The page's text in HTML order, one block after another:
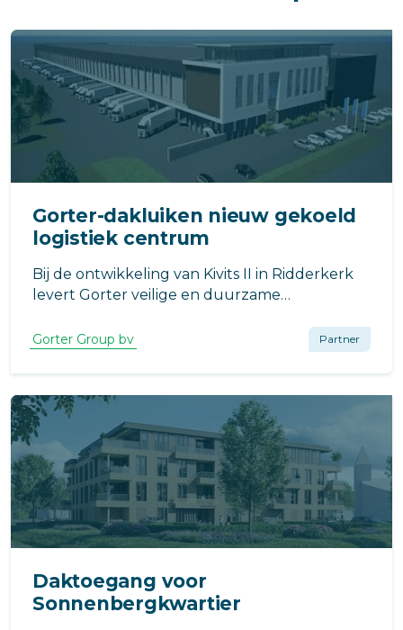
Gorter-dakluiken nieuw gekoeld
logistiek centrum
Bij de ontwikkeling van Kivits II in Ridderkerk
levert Gorter veilige en duurzame
Gorter Group bv Partner
Daktoegang voor
Sonnenbergkwartier